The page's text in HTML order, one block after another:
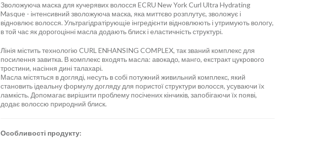
Зволожуюча маска для кучерявих волосся ECRU New York Curl Ultra Hydrating
Masque - інтенсивний зволожуюча маска, яка миттєво розплутує, зволожує і
відновлює волосся. Ультрагідратірующіе інгредієнти відновлюють і утримують вологу,
в той час як дорогоцінні масла додають блиск і еластичність структурі.
Лінія містить технологію CURL ENHANSING COMPLEX, так званий комплекс для
посилення завитка. В комплекс входять масла: авокадо, манго, екстракт цукрового
тростини, насіння дині талахарі.
Масла містяться в догляді, несуть в собі потужний живильний комплекс, який
становить ідеальну формулу догляду для пористої структури волосся, усуваючи їх
ламкість. Допомагає вирішити проблему посічених кінчиків, запобігаючи їх появі,
додає волоссю природний блиск.
Особливості продукту: